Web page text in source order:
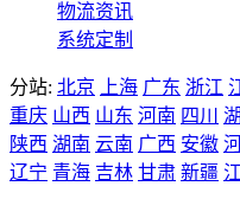
物流资讯
系统定制
分站: 北京 上海 广东 浙江
重庆 山西 山东 河南 四川
陕西 湖南 云南 广西 安徽
辽宁 青海 吉林 甘肃 新疆